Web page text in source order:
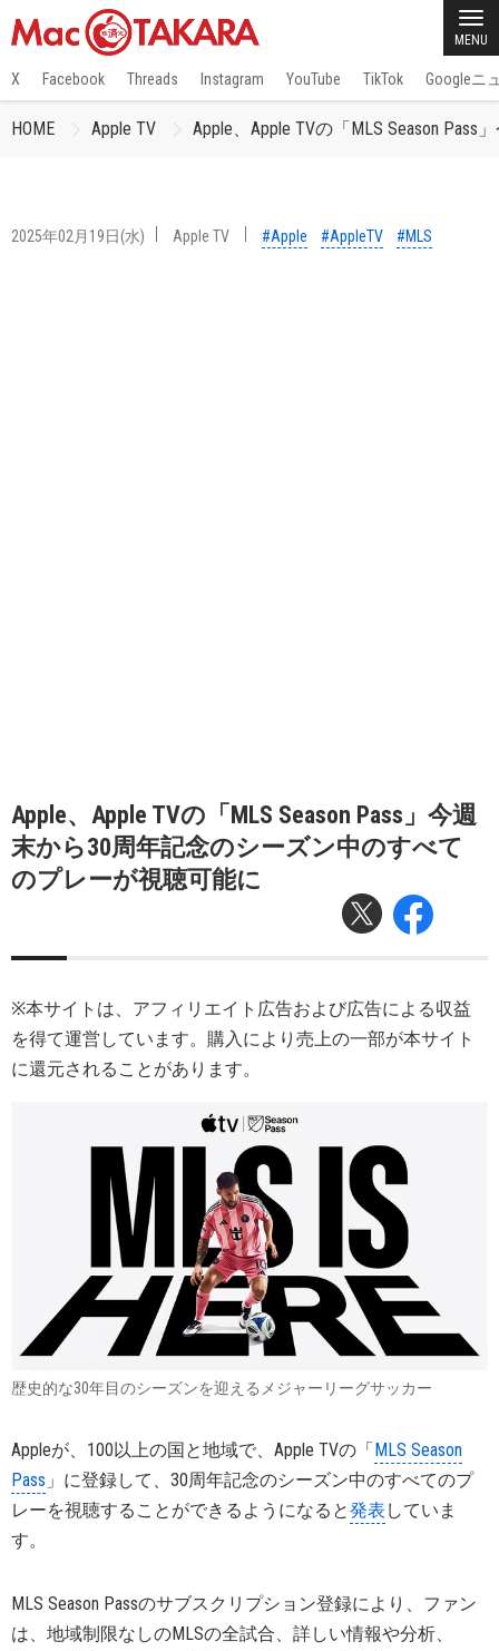
MENU
X Facebook Threads Instagram YouTube TikTok Googleニ
HOME Apple TV Apple、Apple TVの「MLS Season
2025年02月19日(水) Apple TV #Apple #AppleTV #MLS
Apple、Apple TVの「MLS Season Pass」今週
末から30周年記念のシーズン中のすべて
のプレーが視聴可能に
※本サイトは、アフィリエイト広告および広告による収益
を得て運営しています。購入により売上の一部が本サイト
に還元されることがあります。
歴史的な30年目のシーズンを迎えるメジャーリーグサッカー
Appleが、100以上の国と地域で、Apple TVの「MLS Season
Pass 」に登録して、30周年記念のシーズン中のすべてのプ
レーを視聴することができるようになると発表 していま
す。
MLS Season Passのサブスクリプション登録により、ファン
は、地域制限なしのMLSの全試合、詳しい情報や分析、